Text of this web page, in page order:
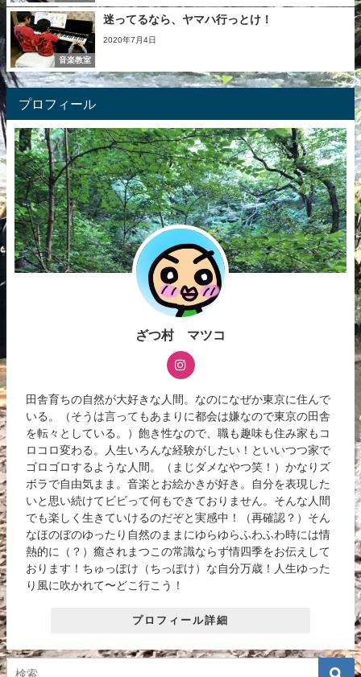
音楽教室
迷ってるなら、ヤマハ行っとけ！
2020年7月4日
プロフィール
ざつ村 マツコ
田舎育ちの自然が大好きな人間。なのになぜか東京に住んで
いる。（そうは言ってもあまりに都会は嫌なので東京の田舎
を転々としている。）飽き性なので、職も趣味も住み家もコ
ロコロ変わる。人生いろんな経験がしたい！といいつつ家で
ゴロゴロするような人間。（まじダメなやつ笑！）かなりズ
ボラで自由気まま。音楽とお絵かきが好き。自分を表現した
いと思い続けてビビって何もできておりません。そんな人間
でも楽しく生きていけるのだぞと実感中！（再確認？）そん
なほのぼのゆったり自然のままにゆらゆらふわふわ時には情
熱的に（？）癒されまつこの常識ならず情四季をお伝えして
おります！ちゅっぽけ（ちっぽけ）な自分万歳！人生ゆった
り風に吹かれて〜どこ行こう！
プロフィール詳細